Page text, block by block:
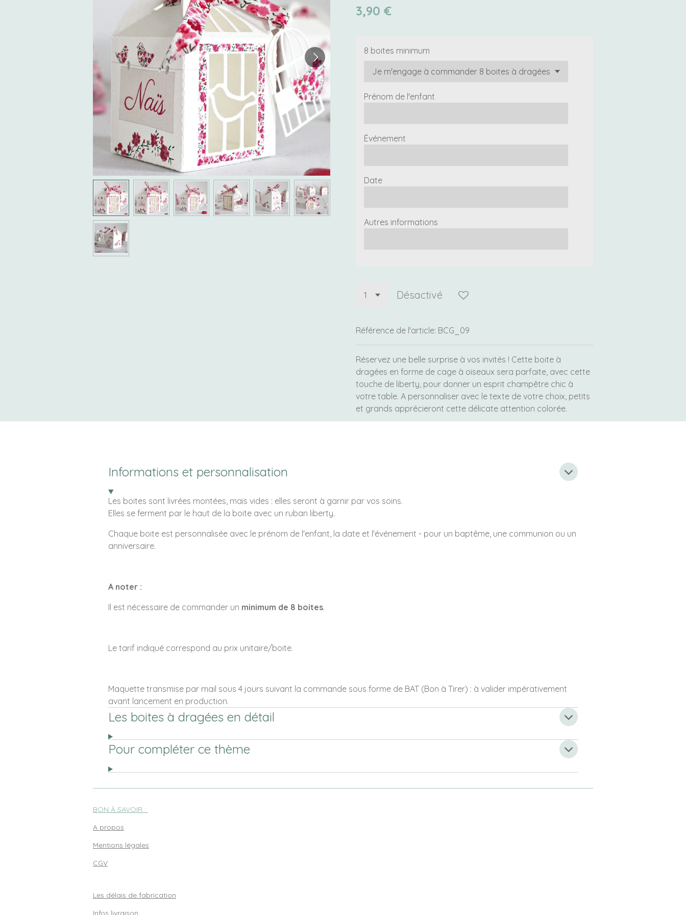
3,90 €
8 boites minimum
Prénom de l'enfant
Événement
Date
Autres informations
Désactivé
Référence de l'article: BCG_09
Réservez une belle surprise à vos invités ! Cette boite à
dragées en forme de cage à oiseaux sera parfaite, avec cette
touche de liberty, pour donner un esprit champêtre chic à
votre table. A personnaliser avec le texte de votre choix, petits
et grands apprécieront cette délicate attention colorée.
Informations et personnalisation
Les boites sont livrées montées, mais vides : elles seront à garnir par vos soins.
Elles se ferment par le haut de la boite avec un ruban liberty.
Chaque boite est personnalisée avec le prénom de l'enfant, la date et l'événement - pour un baptême, une communion ou un
anniversaire.
A noter :
Il est nécessaire de commander un minimum de 8 boites.
Le tarif indiqué correspond au prix unitaire/boite.
Maquette transmise par mail sous 4 jours suivant la commande sous forme de BAT (Bon à Tirer) : à valider impérativement
avant lancement en production.
Les boites à dragées en détail
Pour compléter ce thème
BON À SAVOIR :
A propos
Mentions légales
CGV
Les délais de fabrication
Infos livraison